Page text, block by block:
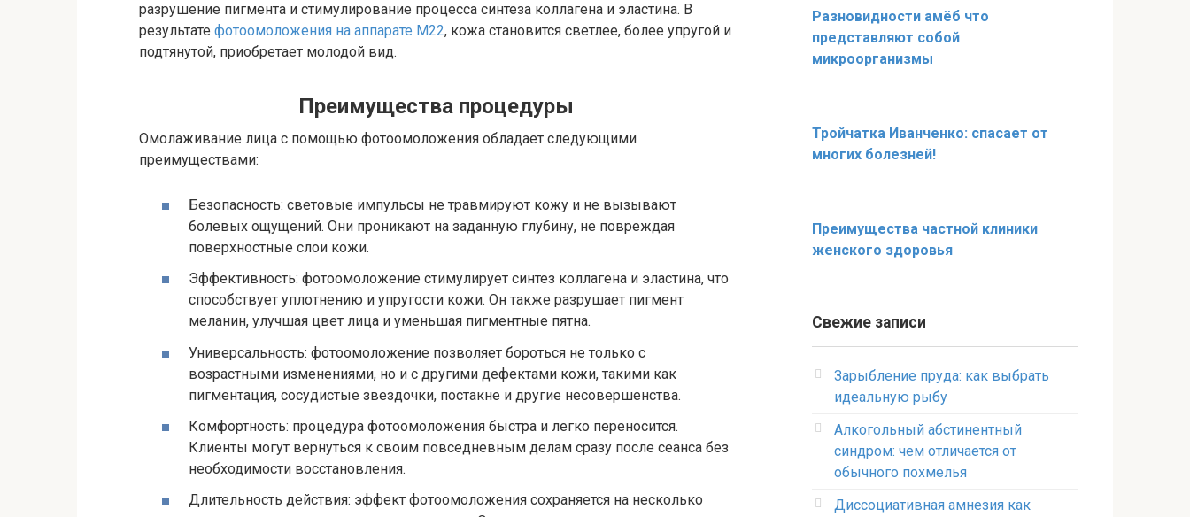
разрушение пигмента и стимулирование процесса синтеза коллагена и эластина. В
результате фотоомоложения на аппарате М22, кожа становится светлее, более упругой и
подтянутой, приобретает молодой вид.
Преимущества процедуры
Омолаживание лица с помощью фотоомоложения обладает следующими
преимуществами:
Безопасность: световые импульсы не травмируют кожу и не вызывают
болевых ощущений. Они проникают на заданную глубину, не повреждая
поверхностные слои кожи.
Эффективность: фотоомоложение стимулирует синтез коллагена и эластина, что
способствует уплотнению и упругости кожи. Он также разрушает пигмент
меланин, улучшая цвет лица и уменьшая пигментные пятна.
Универсальность: фотоомоложение позволяет бороться не только с
возрастными изменениями, но и с другими дефектами кожи, такими как
пигментация, сосудистые звездочки, постакне и другие несовершенства.
Комфортность: процедура фотоомоложения быстра и легко переносится.
Клиенты могут вернуться к своим повседневным делам сразу после сеанса без
необходимости восстановления.
Длительность действия: эффект фотоомоложения сохраняется на несколько
Разновидности амёб что
представляют собой
микроорганизмы
Тройчатка Иванченко: спасает от
многих болезней!
Преимущества частной клиники
женского здоровья
Свежие записи
Зарыбление пруда: как выбрать
идеальную рыбу
Алкогольный абстинентный
синдром: чем отличается от
обычного похмелья
Диссоциативная амнезия как